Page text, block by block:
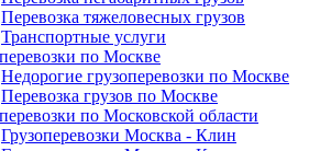
Перевозка тяжеловесных грузов
Транспортные услуги
по Москве
Недорогие грузоперевозки по Москве
Перевозка грузов по Москве
по Московской области
Грузоперевозки Москва - Клин